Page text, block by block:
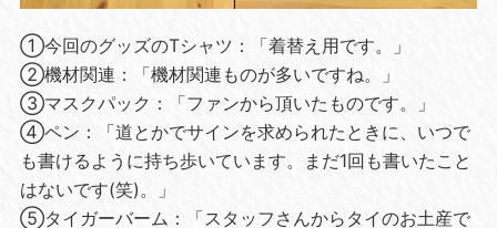
①今回のグッズのTシャツ：「着替え用です。」
②機材関連：「機材関連ものが多いですね。」
③マスクパック：「ファンから頂いたものです。」
④ペン：「道とかでサインを求められたときに、いつで
も書けるように持ち歩いています。まだ1回も書いたこと
はないです(笑)。」
⑤タイガーバーム：「スタッフさんからタイのお土産で